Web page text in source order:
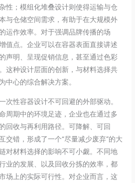
性；模组化堆叠设计则使得运输与仓
与仓储空间需求，有助于在大规模外
运作效率。对于强调品牌传播的场
值点。企业可以在容器表面直接讲述
声明、呈现促销信息，甚至通过色彩
这种设计层面的创新，与材料选择共
中心的综合解决方案。
次性容器设计不可回避的外部驱动。
周期中的环境足迹，企业也在通过多
回收与再利用路径。可降解、可回
交错，形成了一个“尽量减少废弃”的大
对材料选择的影响不可小觑。不同地
业的发展、以及回收分拣的效率，都
场上的实际可行性。对企业而言，这